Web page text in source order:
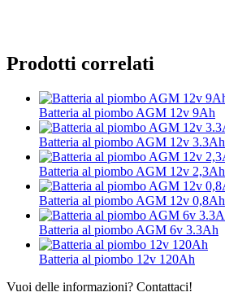
Prodotti correlati
Batteria al piombo AGM 12v 9Ah
Batteria al piombo AGM 12v 3.3Ah
Batteria al piombo AGM 12v 2,3Ah
Batteria al piombo AGM 12v 0,8Ah
Batteria al piombo AGM 6v 3.3Ah
Batteria al piombo 12v 120Ah
Vuoi delle informazioni? Contattaci!